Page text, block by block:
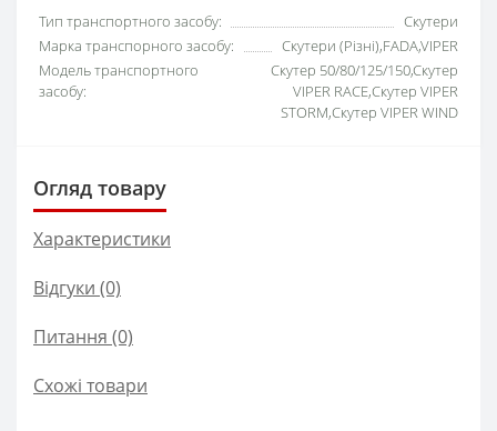
Тип транспортного засобу:
Скутери
Марка транспорного засобу:
Скутери (Різні),FADA,VIPER
Модель транспортного
засобу:
Скутер 50/80/125/150,Скутер
VIPER RACE,Скутер VIPER
STORM,Скутер VIPER WIND
Огляд товару
Характеристики
Відгуки (0)
Питання (0)
Схожі товари